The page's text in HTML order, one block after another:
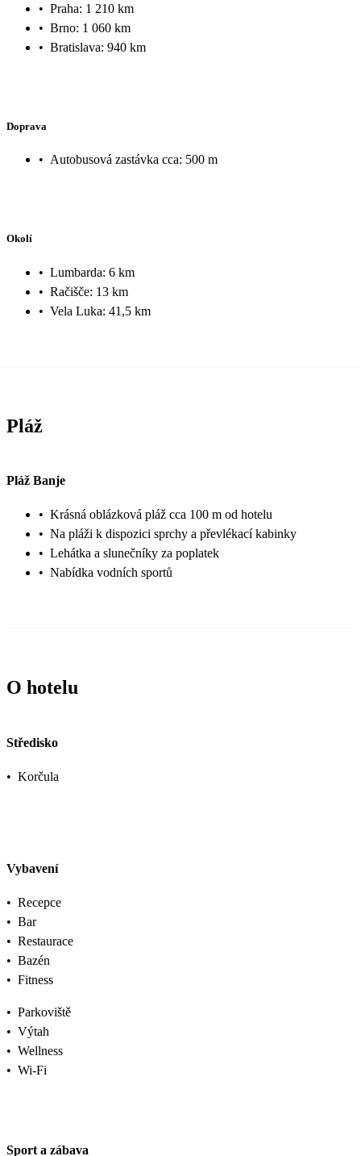
• Praha: 1 210 km
• Brno: 1 060 km
• Bratislava: 940 km
Doprava
• Autobusová zastávka cca: 500 m
Okolí
• Lumbarda: 6 km
• Račišče: 13 km
• Vela Luka: 41,5 km
Pláž
Pláž Banje
• Krásná oblázková pláž cca 100 m od hotelu
• Na pláži k dispozici sprchy a převlékací kabinky
• Lehátka a slunečníky za poplatek
• Nabídka vodních sportů
O hotelu
Středisko
• Korčula
Vybavení
• Recepce
• Bar
• Restaurace
• Bazén
• Fitness
• Parkoviště
• Výtah
• Wellness
• Wi-Fi
Sport a zábava